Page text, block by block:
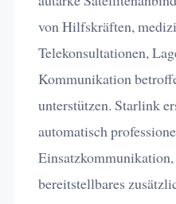
von Hilfskräften,
Telekonsultationen,
Kommunikation
unterstützen. Starlink
automatisch
bereitstellbares